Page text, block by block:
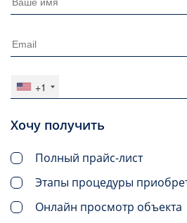
+1
Хочу получить
Полный прайс-лист
Этапы процедуры
Онлайн просмотр объекта